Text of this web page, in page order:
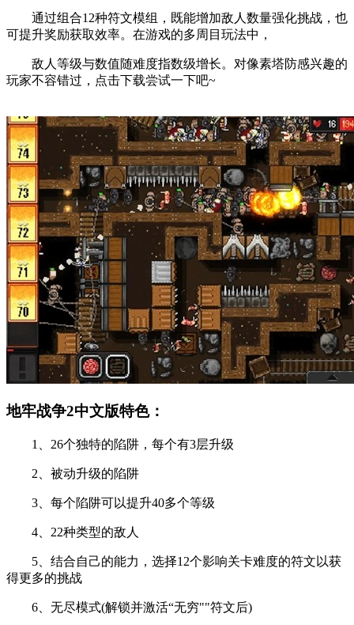
通过组合12种符文模组，既能增加敌人数量强化挑战，也
可提升奖励获取效率。在游戏的多周目玩法中，
敌人等级与数值随难度指数级增长。对像素塔防感兴趣的
玩家不容错过，点击下载尝试一下吧~
地牢战争2中文版特色：
1、26个独特的陷阱，每个有3层升级
2、被动升级的陷阱
3、每个陷阱可以提升40多个等级
4、22种类型的敌人
5、结合自己的能力，选择12个影响关卡难度的符文以获
得更多的挑战
6、无尽模式(解锁并激活“无穷""符文后)